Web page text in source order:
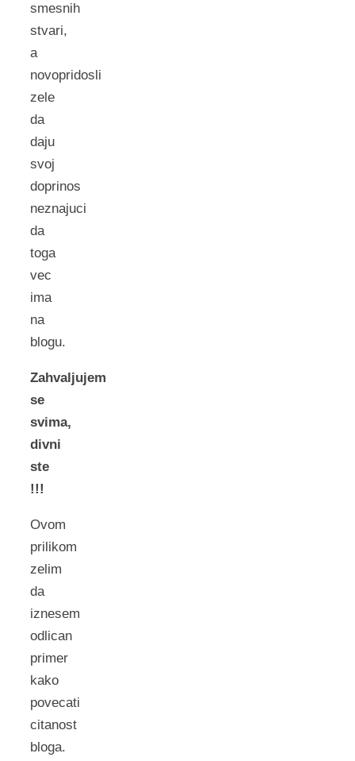
smesnih
stvari,
a
novopridosli
zele
da
daju
svoj
doprinos
neznajuci
da
toga
vec
ima
na
blogu.
Zahvaljujem
se
svima,
divni
ste
!!!
Ovom
prilikom
zelim
da
iznesem
odlican
primer
kako
povecati
citanost
bloga.